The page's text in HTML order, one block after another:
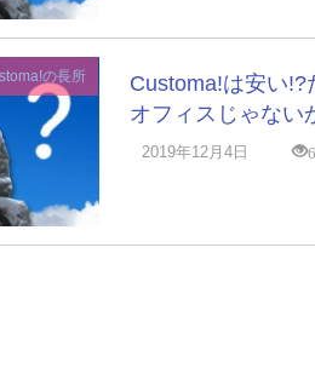
の長所
Customa!は安い!?
オフィスじゃない
2019年12月4日